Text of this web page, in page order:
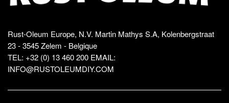
Rust-Oleum Europe, N.V. Martin Mathys S.A, Kolenbergstraat
23 - 3545 Zelem - Belgique
TEL: +32 (0) 13 460 200 EMAIL:
INFO@RUSTOLEUMDIY.COM